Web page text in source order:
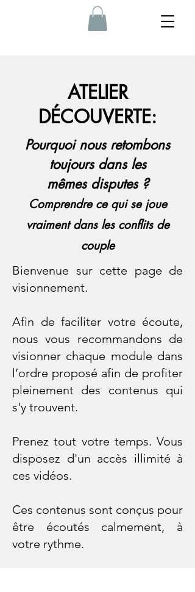
ATELIER
DÉCOUVERTE:
Pourquoi nous retombons
toujours dans les
mêmes disputes ?
Comprendre ce qui se joue
vraiment dans les conflits de
couple
Bienvenue sur cette page de
visionnement.
Afin de faciliter votre écoute,
nous vous recommandons de
visionner chaque module dans
l’ordre proposé afin de profiter
pleinement des contenus qui
s'y trouvent.
Prenez tout votre temps. Vous
disposez d'un accès illimité à
ces vidéos.
Ces contenus sont conçus pour
être écoutés calmement, à
votre rythme.